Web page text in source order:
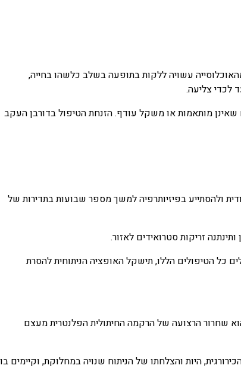
העקב הינו מושג רפואי עממי המתאר תהליך דלקתי מקומי המתפתח בחיבור של עצם העקב לרצועות כף הרגל. הסטטיסטיקות מראות ש-10% מהאוכלוסייה עשויה ללקות בתופעה בשלב כלשהו בחייה,
לכדי צליעה.
שאינן מותאמות או משקל עודף. הזנחת הטיפול בדורבן העקב
ולהסתייע בפיזיותרפיה למשך מספר שבועות בתדירות של
זריקות סטרואידים לאזור.
כל הטיפולים הללו, תישקל האופציה הניתוחית להסרת
שחרור הרצועה של הרקמה החיתולית הפלנטרית מעצם
היות והצלחתו של הניתוח שנויה במחלוקת, וקיימים בו